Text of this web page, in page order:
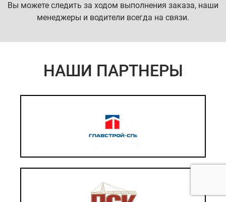
Вы можете следить за ходом выполнения заказа, наши
менеджеры и водители всегда на связи.
НАШИ ПАРТНЕРЫ